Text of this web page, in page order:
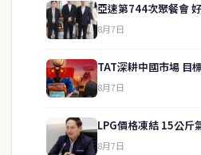
亞速第744次聚餐會
8月7日
TAT深耕中國市場 目
8月7日
LPG價格凍結 15公斤
8月7日
service@thaichinesenews.com